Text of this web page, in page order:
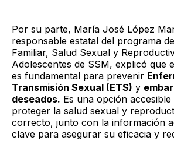
Por su parte, María José López
responsable estatal del programa
Familiar, Salud Sexual y
Adolescentes de SSM, explicó que
es fundamental para prevenir
Transmisión Sexual (ETS) y
deseados. Es una opción
proteger la salud sexual y
correcto, junto con la información
clave para asegurar su eficacia y